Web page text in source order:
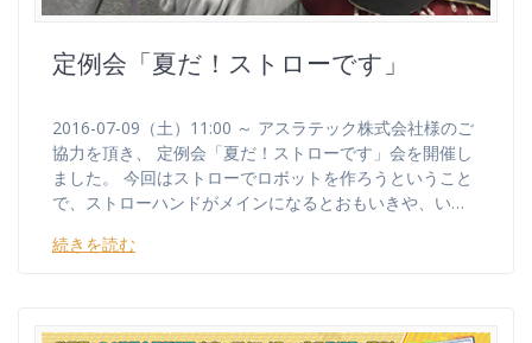
定例会「夏だ！ストローです」
2016-07-09（土）11:00 ～ アスラテック株式会社様のご
協力を頂き、 定例会「夏だ！ストローです」会を開催し
ました。 今回はストローでロボットを作ろうということ
で、ストローハンドがメインになるとおもいきや、い…
続きを読む